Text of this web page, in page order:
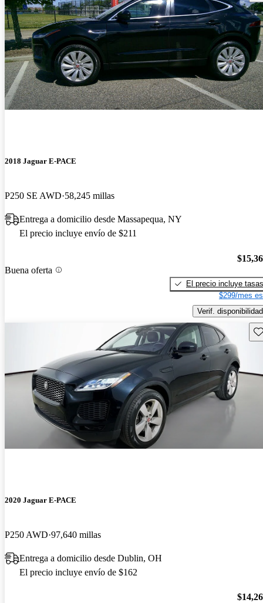
2018 Jaguar E-PACE
P250 SE AWD 58,245 millas
Entrega a domicilio desde Massapequa, NY
El precio incluye envío de $211
Buena oferta
El precio incluye tasas
$299/mes
Verif. disponibilidad
2020 Jaguar E-PACE
P250 AWD 97,640 millas
Entrega a domicilio desde Dublin, OH
El precio incluye envío de $162